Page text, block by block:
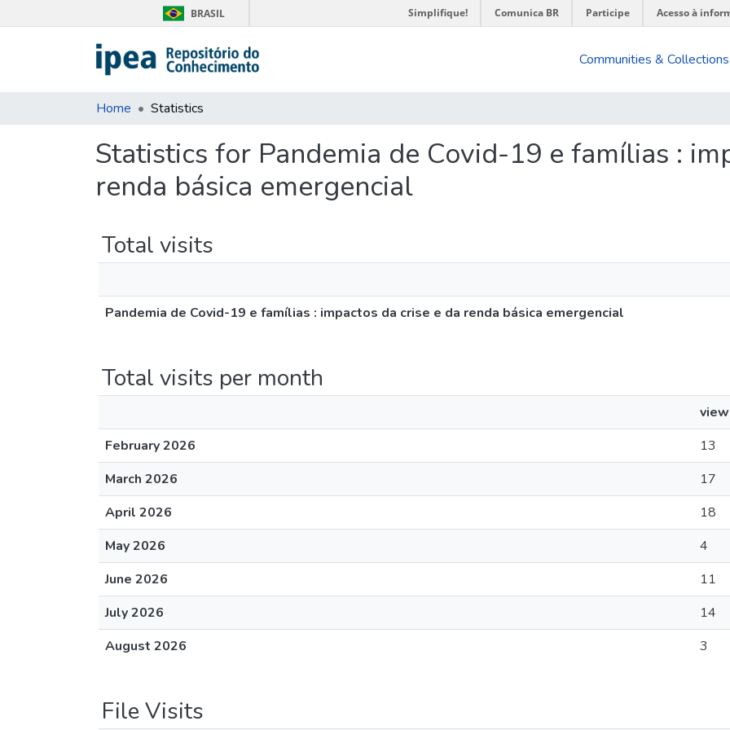
BRASIL Simplifique! Comunica BR Participe Acesso à
Communities & Collections
Home Statistics
Statistics for Pandemia de Covid-19 e famílias :
renda básica emergencial
Total visits
Pandemia de Covid-19 e famílias : impactos da crise e da renda básica emergencial
Total visits per month
February 2026
13
March 2026
17
April 2026
18
May 2026
4
June 2026
11
July 2026
14
August 2026
3
File Visits